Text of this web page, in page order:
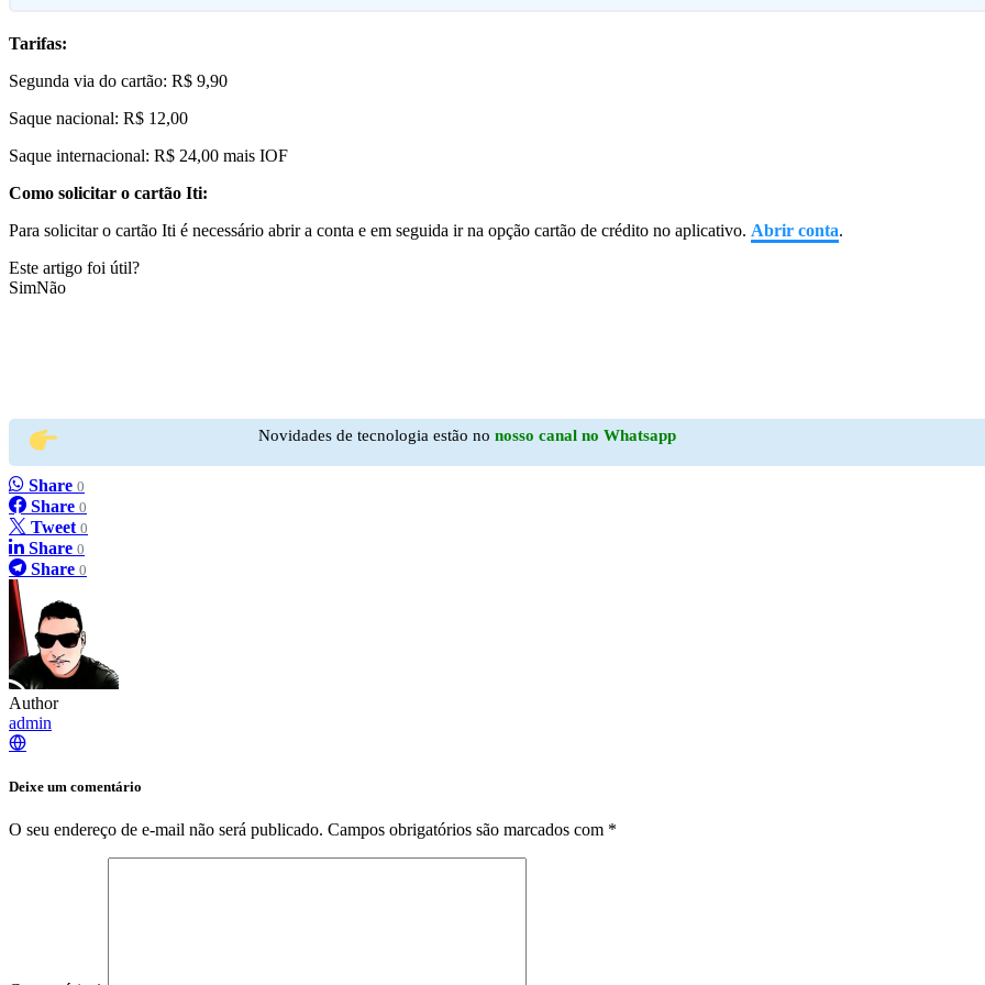
Tarifas:
Segunda via do cartão: R$ 9,90
Saque nacional: R$ 12,00
Saque internacional: R$ 24,00 mais IOF
Como solicitar o cartão Iti:
Para solicitar o cartão Iti é necessário abrir a conta e em seguida ir na opção cartão de crédito no aplicativo. Abrir conta.
Este artigo foi útil?
SimNão
Novidades de tecnologia estão nonosso canal no Whatsapp
Share 0
Share 0
Tweet 0
Share 0
Share 0
Author
admin
Deixe um comentário
O seu endereço de e-mail não será publicado. Campos obrigatórios são marcados com *